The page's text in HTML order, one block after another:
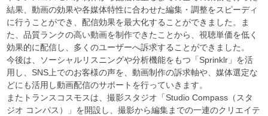
結果、動画の効果や各媒体特性に合わせた編集・調整をスピーディ
に行うことができ、配信効果を最大化することができました。ま
た、品質ランクの高い動画を制作できたことから、視聴単価を低く
効果的に配信し、多くのユーザーへ訴求することができました。
今後は、ソーシャルリスニングや分析機能をもつ「Sprinklr」を活
用し、SNS上でのお客様の声を、動画制作の訴求軸や、媒体選定な
どにも活用し動画配信のサポートを行っていきます。
またトランスコスモスは、撮影スタジオ「Studio Compass（スタ
ジオ コンパス）」を開設し、撮影から編集までの一連のクリエイテ